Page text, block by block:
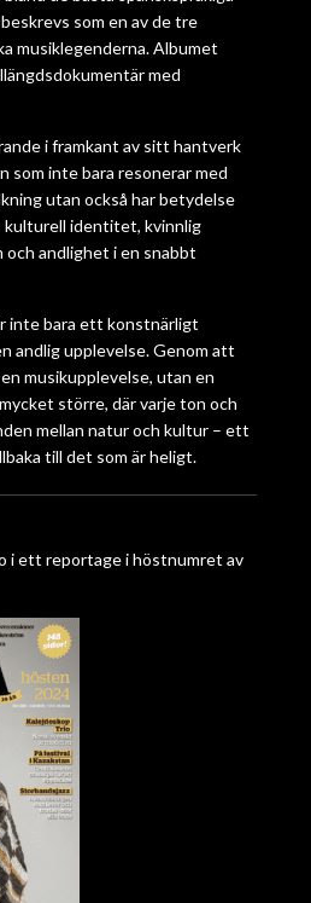
som en av de tre
musiklegenderna. Albumet
med
i framkant av sitt hantverk
som inte bara resonerar med
utan också har betydelse
identitet, kvinnlig
och andlighet i en snabbt
inte bara ett konstnärligt
andlig upplevelse. Genom att
musikupplevelse, utan en
större, där varje ton och
mellan natur och kultur – ett
till det som är heligt.
i ett reportage i höstnumret av